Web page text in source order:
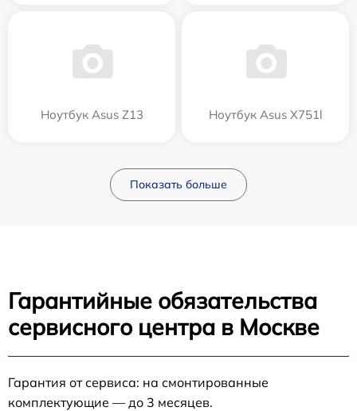
Ноутбук Asus Z13 Ноутбук Asus X751l
Показать больше
Гарантийные обязательства
сервисного центра в Москве
Гарантия от сервиса: на смонтированные
комплектующие — до 3 месяцев.